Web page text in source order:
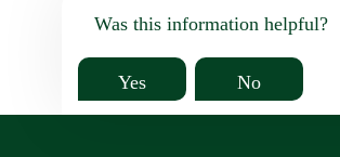
Was this information helpful?
Yes No